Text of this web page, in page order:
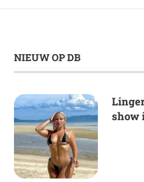
NIEUW OP DB
show